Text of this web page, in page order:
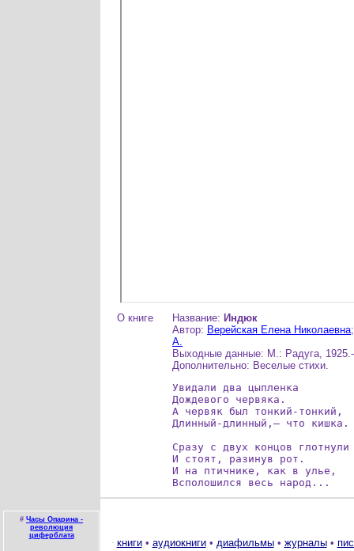
О книге Название: Индюк
Автор: Верейская Елена Николаевна
А.
Выходные данные: М.: Радуга,
Дополнительно: Веселые стихи.
Увидали два цыпленка
Дождевого червяка.
А червяк был тонкий-тонкий,
Длинный-длинный,— что кишка.
Сразу c двух концов глотнули
И стоят, разинув рот.
И на птичнике, как в улье,
Всполошился весь народ...
# Часы Опарина -
революция
циферблата
книги• аудиокниги• диафильмы• журналы•